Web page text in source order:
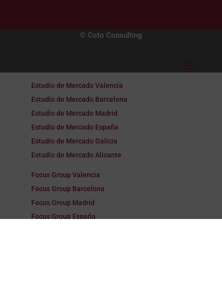
© Coto Consulting
Estudio de Mercado Valencia
Estudio de Mercado Barcelona
Estudio de Mercado Madrid
Estudio de Mercado España
Estudio de Mercado Galicia
Estudio de Mercado Alicante
Focus Group Valencia
Focus Group Barcelona
Focus Group Madrid
Focus Group España